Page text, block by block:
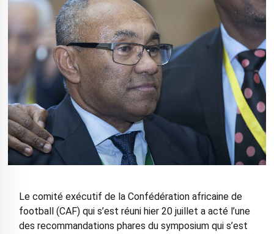
Le comité exécutif de la Confédération africaine de
football (CAF) qui s’est réuni hier 20 juillet a acté l’une
des recommandations phares du symposium qui s’est